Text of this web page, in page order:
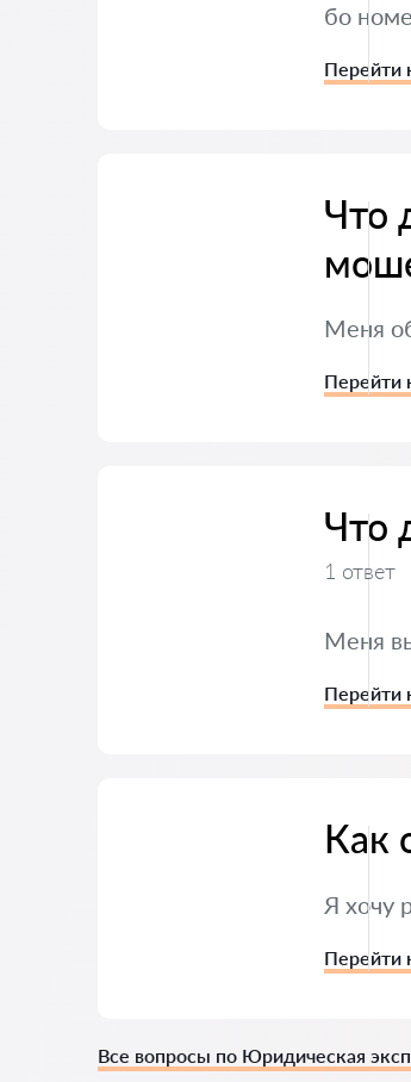
бо
Перейти
Что
Меня
Перейти
Что
1 ответ
Меня
Перейти
Как
Я хочу
Перейти
Все вопросы по Юридическая